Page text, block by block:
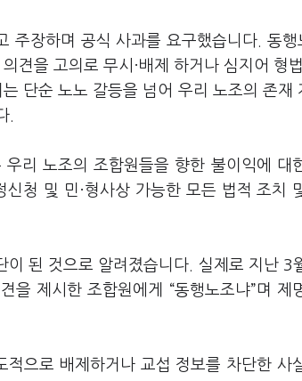
주장하며 공식 사과를 요구했습니다 .동행
견을 고의로 무시·배제 하거나 심지어 형
는 단순 노노 갈등을 넘어 우리 노조의 존재
리 노조의 조합원들을 향한 불이익에 대
청 및 민·형사상 가능한 모든 법적 조치
이 된 것으로 알려졌습니다 실제로 지난 3
을 제시한 조합원에게 “동행노조냐”며 제
적으로 배제하거나 교섭 정보를 차단한 사